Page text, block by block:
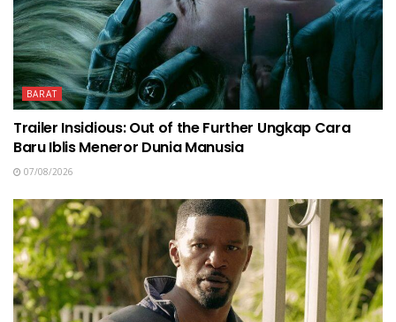
BARAT
Trailer Insidious: Out of the Further Ungkap Cara
Baru Iblis Meneror Dunia Manusia
07/08/2026